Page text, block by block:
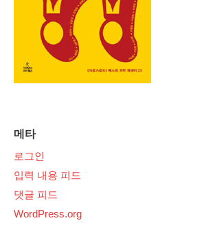
메타
로그인
입력 내용 피드
댓글 피드
WordPress.org